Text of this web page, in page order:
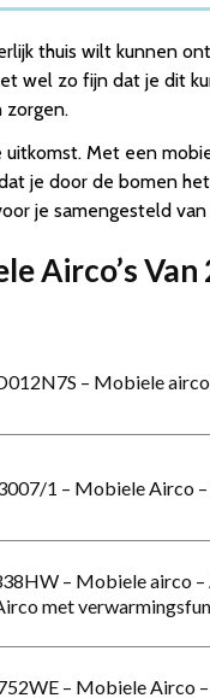
thuis wilt kunnen
wel zo fijn dat je dit
zorgen.
Met een
je door de bomen
je samengesteld
Airco’s Van
– Mobiele
1 – Mobiele Airco
– Mobiele airco –
met
– Mobiele Airco